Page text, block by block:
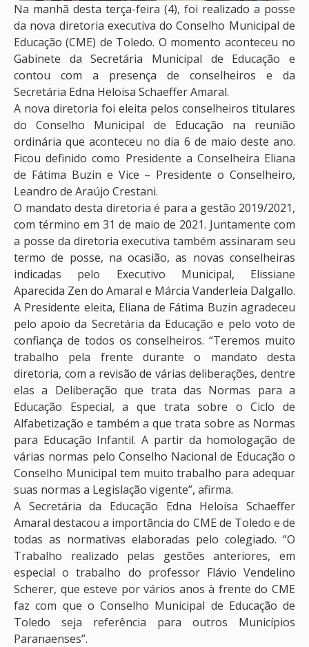
Na manhã desta terça-feira (4), foi realizado a posse
da nova diretoria executiva do Conselho Municipal de
Educação (CME) de Toledo. O momento aconteceu no
Gabinete da Secretária Municipal de Educação e
contou com a presença de conselheiros e da
Secretária Edna Heloisa Schaeffer Amaral.
A nova diretoria foi eleita pelos conselheiros titulares
do Conselho Municipal de Educação na reunião
ordinária que aconteceu no dia 6 de maio deste ano.
Ficou definido como Presidente a Conselheira Eliana
de Fátima Buzin e Vice – Presidente o Conselheiro,
Leandro de Araújo Crestani.
O mandato desta diretoria é para a gestão 2019/2021,
com término em 31 de maio de 2021. Juntamente com
a posse da diretoria executiva também assinaram seu
termo de posse, na ocasião, as novas conselheiras
indicadas pelo Executivo Municipal, Elissiane
Aparecida Zen do Amaral e Márcia Vanderleia Dalgallo.
A Presidente eleita, Eliana de Fátima Buzin agradeceu
pelo apoio da Secretária da Educação e pelo voto de
confiança de todos os conselheiros. “Teremos muito
trabalho pela frente durante o mandato desta
diretoria, com a revisão de várias deliberações, dentre
elas a Deliberação que trata das Normas para a
Educação Especial, a que trata sobre o Ciclo de
Alfabetização e também a que trata sobre as Normas
para Educação Infantil. A partir da homologação de
várias normas pelo Conselho Nacional de Educação o
Conselho Municipal tem muito trabalho para adequar
suas normas a Legislação vigente”, afirma.
A Secretária da Educação Edna Heloísa Schaeffer
Amaral destacou a importância do CME de Toledo e de
todas as normativas elaboradas pelo colegiado. “O
Trabalho realizado pelas gestões anteriores, em
especial o trabalho do professor Flávio Vendelino
Scherer, que esteve por vários anos à frente do CME
faz com que o Conselho Municipal de Educação de
Toledo seja referência para outros Municípios
Paranaenses”.